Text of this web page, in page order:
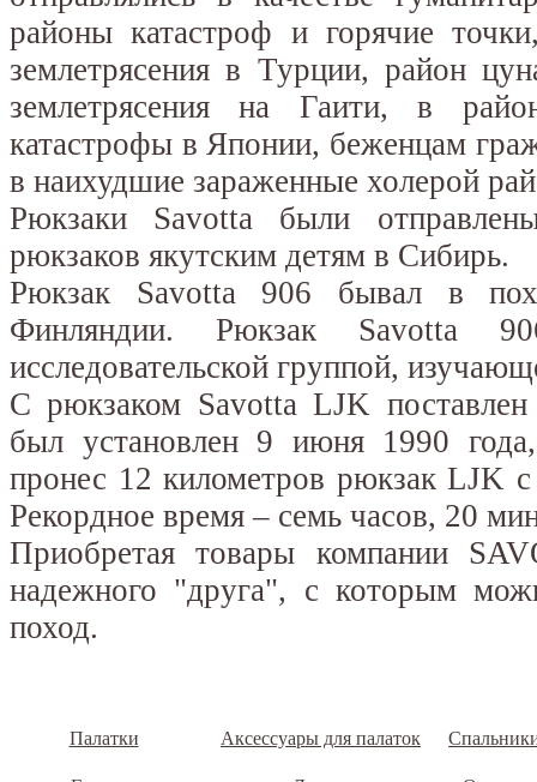
районы катастроф и горячие
землетрясения в Турции, район
землетрясения на Гаити, в район
катастрофы в Японии, беженцам
в наихудшие зараженные холерой
Рюкзаки Savotta были
рюкзаков якутским детям в Сибирь.
Рюкзак Savotta 906 бывал в
Финляндии. Рюкзак Savotta
исследовательской группой,
С рюкзаком Savotta LJK
был установлен 9 июня 1990
пронес 12 километров рюкзак LJK
Рекордное время – семь часов, 20
Приобретая товары компании
надежного "друга", с которым
поход.
Палатки Аксессуары для палаток